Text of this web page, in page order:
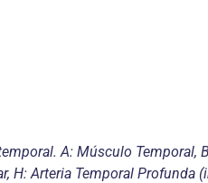
A: Músculo Temporal,
H: Arteria Temporal Profunda